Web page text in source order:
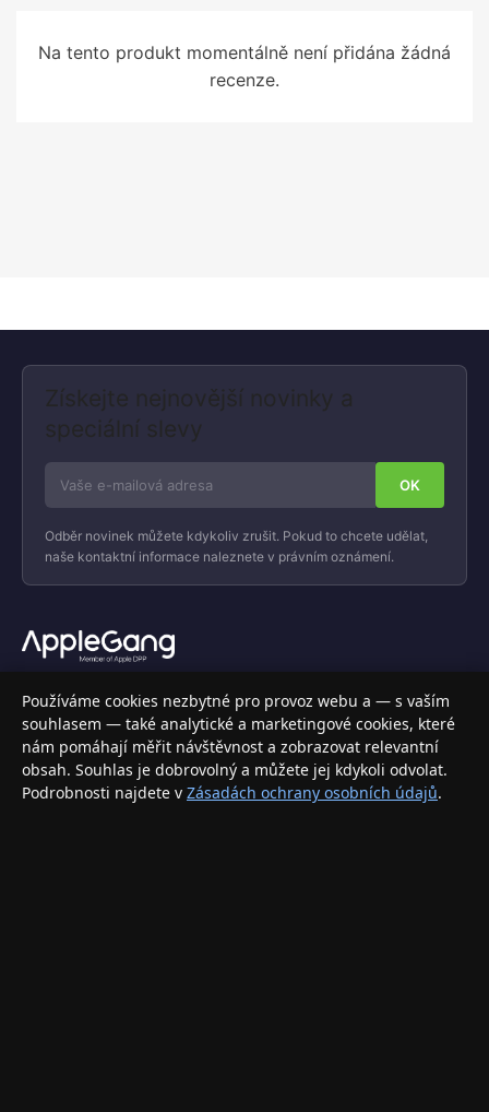
Na tento produkt momentálně není přidána žádná
recenze.
Získejte nejnovější novinky a
speciální slevy
Odběr novinek můžete kdykoliv zrušit. Pokud to chcete udělat,
naše kontaktní informace naleznete v právním oznámení.
Váš specializovaný obchod s Apple produkty, příslušenstvím a
elektronikou. Nakupujte bezpečně a s jistotou.
INFORMACE
Doprava a doručení
Používáme cookies nezbytné pro provoz webu a — s vaším
souhlasem — také analytické a marketingové cookies, které
nám pomáhají měřit návštěvnost a zobrazovat relevantní
obsah. Souhlas je dobrovolný a můžete jej kdykoli odvolat.
Podrobnosti najdete v Zásadách ochrany osobních údajů.